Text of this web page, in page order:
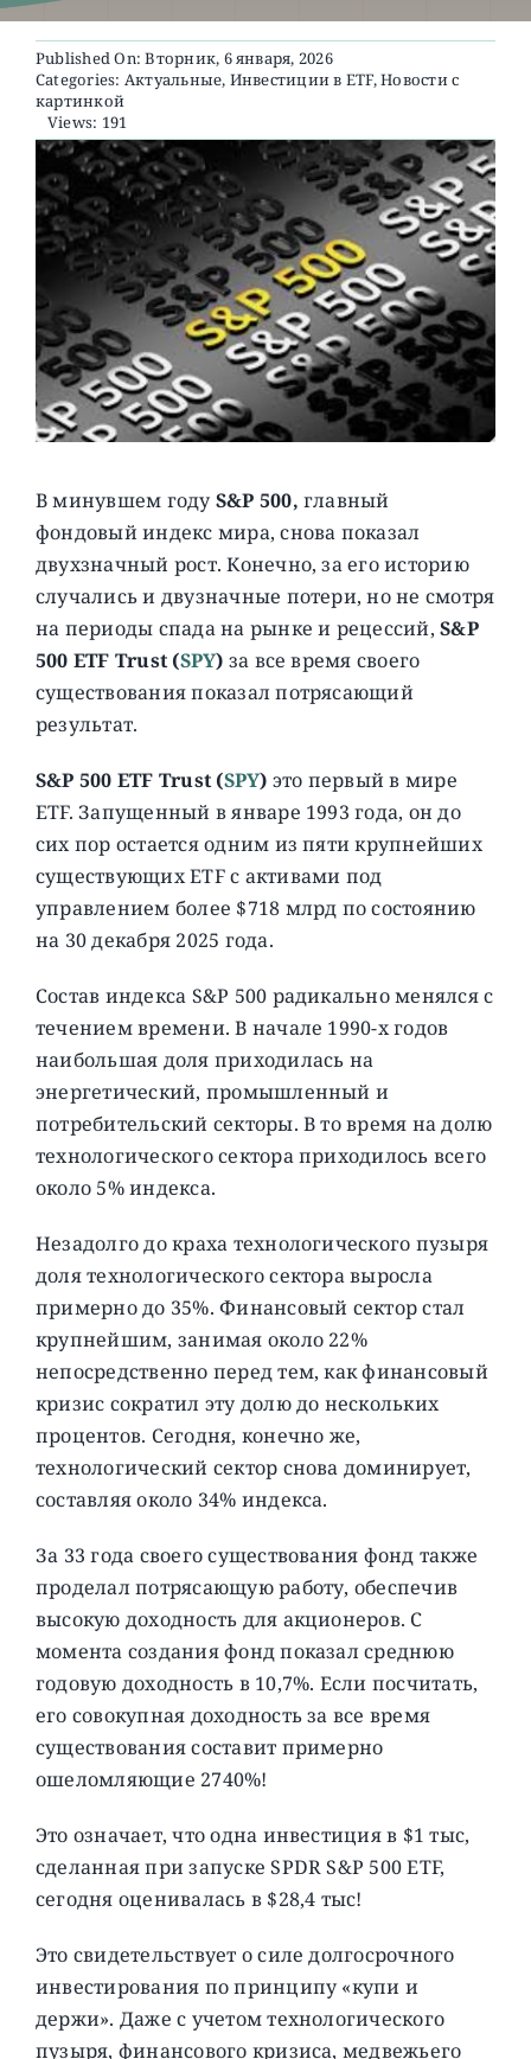
О ПРОЕКТЕ
Published On: Вторник, 6 января, 2026
Categories: Актуальные, Инвестиции в ETF,Новости с
картинкой
Views: 191
В минувшем году S&P 500, главный
фондовый индекс мира, снова показал
двухзначный рост. Конечно, за его историю
случались и двузначные потери, но не смотря
на периоды спада на рынке и рецессий,S&P
500 ETF Trust (SPY) за все время своего
существования показал потрясающий
результат.
S&P 500 ETF Trust (SPY) это первый в мире
ETF. Запущенный в январе 1993 года, он до
сих пор остается одним из пяти крупнейших
существующих ETF с активами под
управлением более $718 млрд по состоянию
на 30 декабря 2025 года.
Состав индекса S&P 500 радикально менялся с
течением времени. В начале 1990-х годов
наибольшая доля приходилась на
энергетический, промышленный и
потребительский секторы. В то время на долю
технологического сектора приходилось всего
около 5% индекса.
Незадолго до краха технологического пузыря
доля технологического сектора выросла
примерно до 35%. Финансовый сектор стал
крупнейшим, занимая около 22%
непосредственно перед тем, как финансовый
кризис сократил эту долю до нескольких
процентов. Сегодня, конечно же,
технологический сектор снова доминирует,
составляя около 34% индекса.
За 33 года своего существования фонд также
проделал потрясающую работу, обеспечив
высокую доходность для акционеров. С
момента создания фонд показал среднюю
годовую доходность в 10,7%. Если посчитать,
его совокупная доходность за все время
существования составит примерно
ошеломляющие 2740%!
Это означает, что одна инвестиция в $1 тыс,
сделанная при запуске SPDR S&P 500 ETF,
сегодня оценивалась в $28,4 тыс!
Это свидетельствует о силе долгосрочного
инвестирования по принципу «купи и
держи». Даже с учетом технологического
пузыря, финансового кризиса, медвежьего